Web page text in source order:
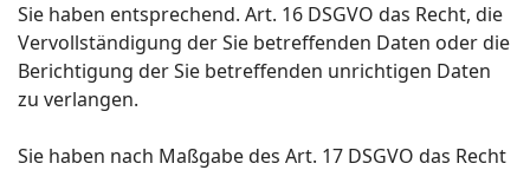
Sie haben entsprechend. Art. 16 DSGVO das Recht, die
Vervollständigung der Sie betreffenden Daten oder die
Berichtigung der Sie betreffenden unrichtigen Daten
zu verlangen.
Sie haben nach Maßgabe des Art. 17 DSGVO das Recht